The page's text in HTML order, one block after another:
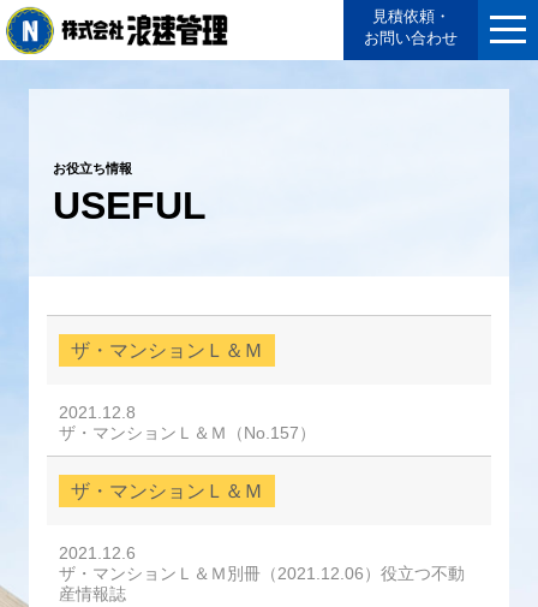
見積依頼・
お問い合わせ
お役立ち情報
USEFUL
ザ・マンションＬ＆Ｍ
2021.12.8
ザ・マンションＬ＆Ｍ（No.157）
ザ・マンションＬ＆Ｍ
2021.12.6
ザ・マンションＬ＆Ｍ別冊（2021.12.06）役立つ不動
産情報誌